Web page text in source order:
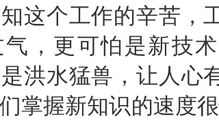
这个工作的辛苦，
气，更可怕是新技
洪水猛兽，让人心
掌握新知识的速度